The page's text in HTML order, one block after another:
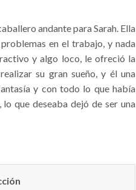
andante para Sarah. Ella
en el trabajo, y nada
y algo loco, le ofreció la
su gran sueño, y él una
y con todo lo que había
que deseaba dejó de ser una